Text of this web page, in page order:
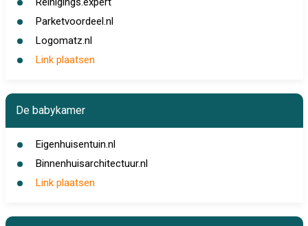
Parketvoordeel.nl
Logomatz.nl
Link plaatsen
De babykamer
Eigenhuisentuin.nl
Binnenhuisarchitectuur.nl
Link plaatsen